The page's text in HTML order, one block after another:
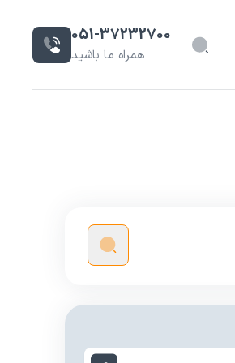
051-37232700
همراه ما باشید